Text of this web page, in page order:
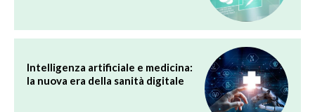
Intelligenza artificiale e medicina:
la nuova era della sanità digitale